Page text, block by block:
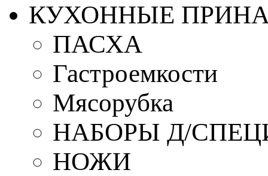
КУХОННЫЕ
ПАСХА
Гастроемкости
Мясорубка
НАБОРЫ Д/
НОЖИ